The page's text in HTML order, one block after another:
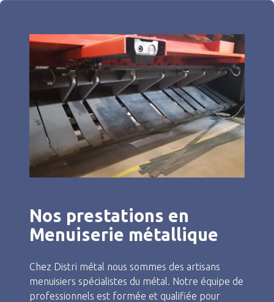
Nos prestations en
Menuiserie métallique
Chez Distri métal nous sommes des artisans
menuisiers spécialistes du métal. Notre équipe de
professionnels est formée et qualifiée pour